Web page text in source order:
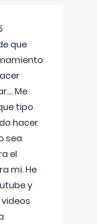
que
Me
tipo
hacer
sea
el
mi. He
y